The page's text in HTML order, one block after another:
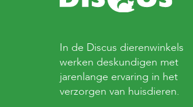
In de Discus dierenwinkels
werken deskundigen met
jarenlange ervaring in het
verzorgen van huisdieren.